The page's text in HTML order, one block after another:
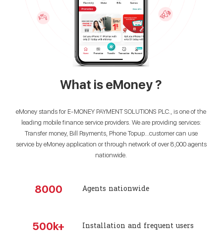
What is eMoney ?
eMoney stands for E-MONEY PAYMENT SOLUTIONS PLC., is one of the
leading mobile finance service providers. We are providing services:
Transfer money, Bill Payments, Phone Topup…customer can use
service by eMoney application or through network of over 8,000 agents
nationwide.
8000 Agents nationwide
500k+ Installation and frequent users